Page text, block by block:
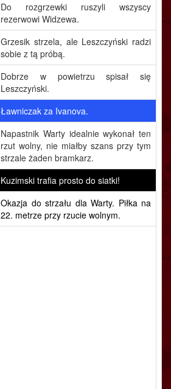
Do rozgrzewki ruszyli wszyscy
rezerwowi Widzewa.
Grzesik strzela, ale Leszczyński radzi
sobie z tą próbą.
Dobrze w powietrzu spisał się
Leszczyński.
Ławniczak za Ivanova.
Napastnik Warty idealnie wykonał ten
rzut wolny, nie miałby szans przy tym
strzale żaden bramkarz.
Kuzimski trafia prosto do siatki!
Okazja do strzału dla Warty. Piłka na
22. metrze przy rzucie wolnym.